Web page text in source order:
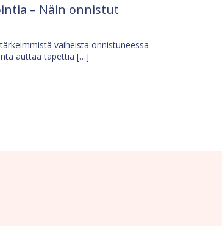
– Näin onnistut
vaiheista onnistuneessa
auttaa tapettia […]